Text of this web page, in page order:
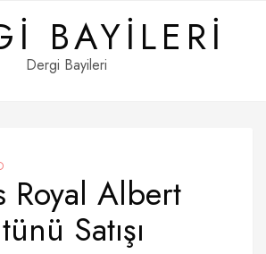
BAYILERI
Dergi Bayileri
Royal Albert
Satışı